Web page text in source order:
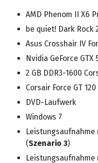
AMD Phenom II X6
be quiet! Dark Rock
Asus Crosshair IV
Nvidia GeForce GTX
2 GB DDR3-1600
Corsair Force GT 120
DVD-Laufwerk
Windows 7
Leistungsaufnahme
(Szenario 3)
Leistungsaufnahme